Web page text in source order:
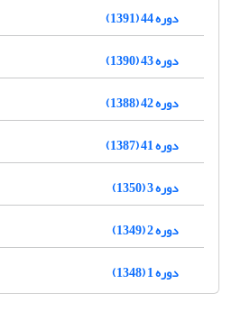
دوره 44 (1391)
دوره 43 (1390)
دوره 42 (1388)
دوره 41 (1387)
دوره 3 (1350)
دوره 2 (1349)
دوره 1 (1348)